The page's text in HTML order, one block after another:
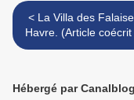
< La Villa des Falaises au
Havre. (Article coécrit
G. Saillard) 1-3
Hébergé par Canalblog